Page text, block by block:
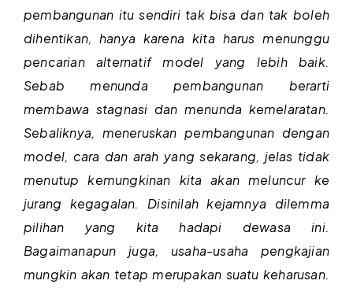
pembangunan itu sendiri tak bisa dan tak boleh
dihentikan, hanya karena kita harus menunggu
pencarian alternatif model yang lebih baik.
Sebab menunda pembangunan berarti
membawa stagnasi dan menunda kemelaratan.
Sebaliknya, meneruskan pembangunan dengan
model, cara dan arah yang sekarang, jelas tidak
menutup kemungkinan kita akan meluncur ke
jurang kegagalan. Disinilah kejamnya dilemma
pilihan yang kita hadapi dewasa ini.
Bagaimanapun juga, usaha-usaha pengkajian
mungkin akan tetap merupakan suatu keharusan.